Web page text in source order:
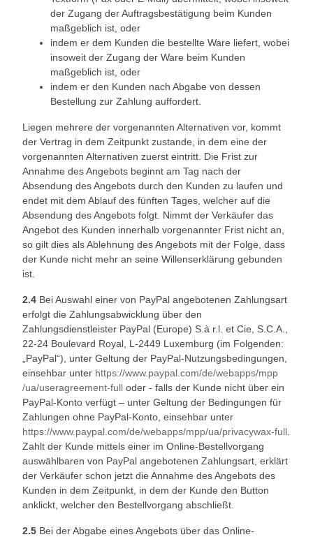
der Zugang der Auftragsbestätigung beim Kunden
maßgeblich ist, oder
indem er dem Kunden die bestellte Ware liefert, wobei
insoweit der Zugang der Ware beim Kunden
maßgeblich ist, oder
indem er den Kunden nach Abgabe von dessen
Bestellung zur Zahlung auffordert.
Liegen mehrere der vorgenannten Alternativen vor, kommt
der Vertrag in dem Zeitpunkt zustande, in dem eine der
vorgenannten Alternativen zuerst eintritt. Die Frist zur
Annahme des Angebots beginnt am Tag nach der
Absendung des Angebots durch den Kunden zu laufen und
endet mit dem Ablauf des fünften Tages, welcher auf die
Absendung des Angebots folgt. Nimmt der Verkäufer das
Angebot des Kunden innerhalb vorgenannter Frist nicht an,
so gilt dies als Ablehnung des Angebots mit der Folge, dass
der Kunde nicht mehr an seine Willenserklärung gebunden
ist.
2.4 Bei Auswahl einer von PayPal angebotenen Zahlungsart
erfolgt die Zahlungsabwicklung über den
Zahlungsdienstleister PayPal (Europe) S.à r.l. et Cie, S.C.A.,
22-24 Boulevard Royal, L-2449 Luxemburg (im Folgenden:
„PayPal“), unter Geltung der PayPal-Nutzungsbedingungen,
einsehbar unter https://www.paypal.com/de/webapps/mpp
/ua/useragreement-full oder - falls der Kunde nicht über ein
PayPal-Konto verfügt – unter Geltung der Bedingungen für
Zahlungen ohne PayPal-Konto, einsehbar unter
https://www.paypal.com/de/webapps/mpp/ua/privacywax-full
Zahlt der Kunde mittels einer im Online-Bestellvorgang
auswählbaren von PayPal angebotenen Zahlungsart, erklärt
der Verkäufer schon jetzt die Annahme des Angebots des
Kunden in dem Zeitpunkt, in dem der Kunde den Button
anklickt, welcher den Bestellvorgang abschließt.
2.5 Bei der Abgabe eines Angebots über das Online-